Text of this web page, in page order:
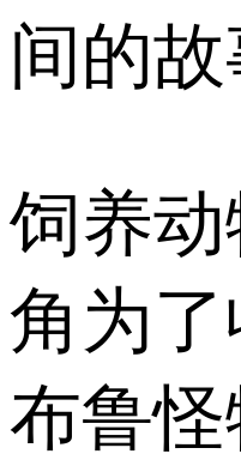
间的故
饲养
角为
布鲁